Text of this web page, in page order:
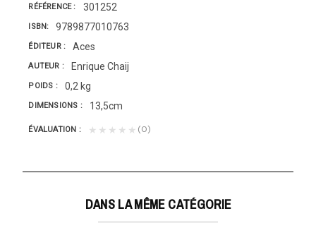
RÉFÉRENCE 301252
ISBN 9789877010763
ÉDITEUR Aces
AUTEUR Enrique Chaij
POIDS 0,2 kg
DIMENSIONS 13,5cm
ÉVALUATION ★★★★★ (0)
DANS LA MÊME CATÉGORIE